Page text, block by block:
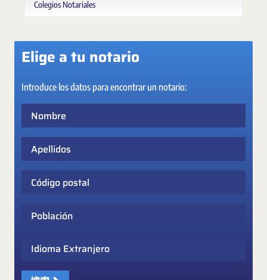
Colegios Notariales
Elige a tu notario
Introduce los datos para encontrar un notario:
Idioma Extranjero